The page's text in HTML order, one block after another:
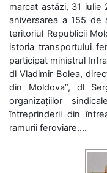
marcat astăzi, 31
aniversarea a 155 de
teritoriul Republicii
istoria transportului
participat ministrul
dl Vladimir Bolea,
din Moldova”, dl
organizațiilor
întreprinderii din
ramurii feroviare....